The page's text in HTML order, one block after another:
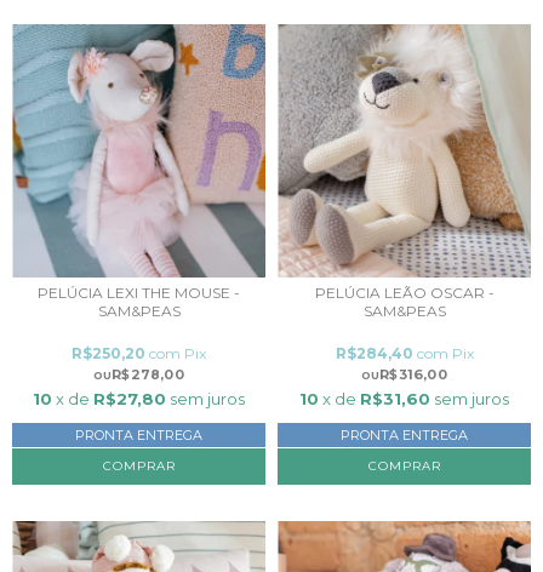
PELÚCIA LEXI THE MOUSE -
SAM&PEAS
R$278,00
R$250,20 com Pix
10 x de R$27,80 sem juros
PRONTA ENTREGA
PELÚCIA LEÃO OSCAR -
SAM&PEAS
R$316,00
R$284,40 com Pix
10 x de R$31,60 sem juros
PRONTA ENTREGA